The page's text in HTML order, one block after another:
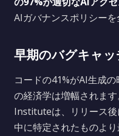
AIガバナンスポリシーを
早期のバグキャ
コードの41%がAI生成
の経済学は増幅されま
Instituteは、リリース
中に特定されたものよ